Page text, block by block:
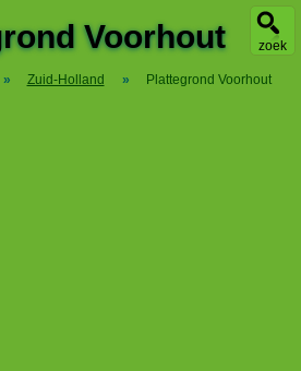
zoek
Voorhout
» Zuid-Holland » Plattegrond Voorhout